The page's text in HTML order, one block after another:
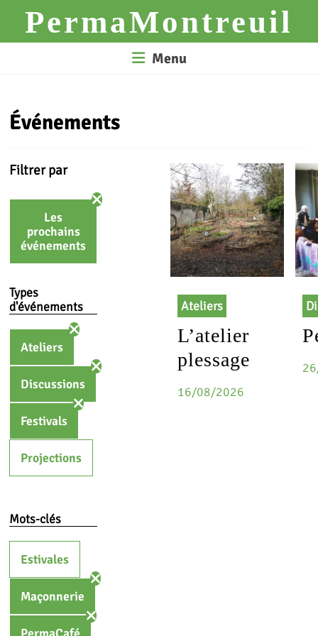
contentPermaMontreuil
Menu
Événements
Filtrer par
Les
prochains
événements
Types
d'événements
Ateliers
Discussions
Festivals
Projections
Mots-clés
Estivales
Maçonnerie
Ateliers
L’atelier
plessage
16/08/2026